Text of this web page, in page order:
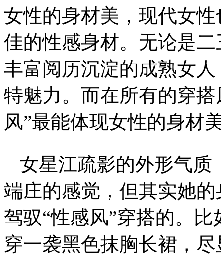
女性的身材美，现代女
佳的性感身材。无论是
丰富阅历沉淀的成熟女
特魅力。而在所有的穿
风”最能体现女性的身材
女星江疏影的外形气质
端庄的感觉，但其实她
驾驭“性感风”穿搭的。
穿一袭黑色抹胸长裙，